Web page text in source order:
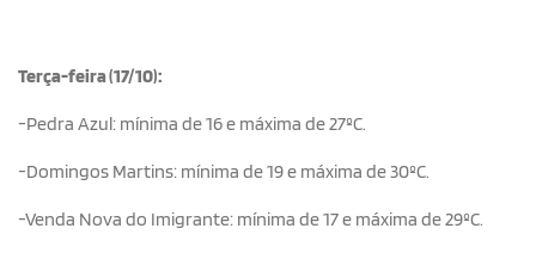
Terça-feira (17/10):
-Pedra Azul: mínima de 16 e máxima de 27ºC.
-Domingos Martins: mínima de 19 e máxima de 30ºC.
-Venda Nova do Imigrante: mínima de 17 e máxima de 29ºC.